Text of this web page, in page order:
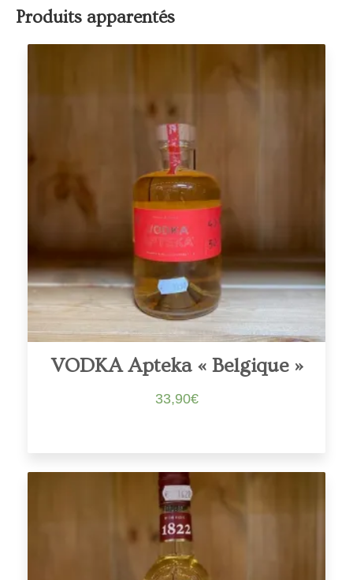
Produits apparentés
VODKA Apteka « Belgique »
33,90€